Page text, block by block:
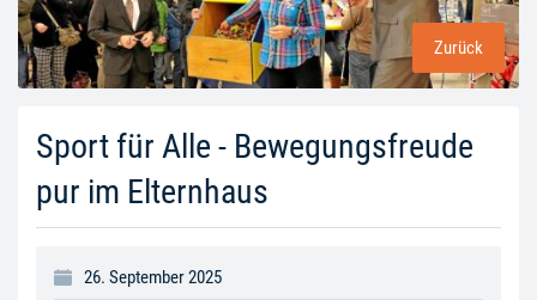
Sport für Alle - Bewegungsfreude
pur im Elternhaus
Zurück
26. September 2025